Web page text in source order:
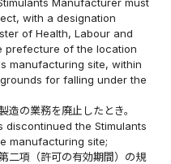
with a designation
of Health, Labour and
prefecture of the location
manufacturing site, within
for falling under the
造の業務を廃止したとき。
the Stimulants
manufacturing site;
二項（許可の有効期間）の規